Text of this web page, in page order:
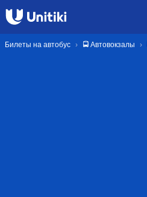
Билеты на автобус 🚍 Автовокзалы